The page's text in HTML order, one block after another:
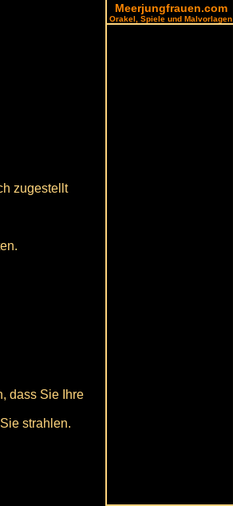
zugestellt
dass Sie Ihre
strahlen.
Meerjungfrauen.com
Orakel, Spiele und Malvorlagen